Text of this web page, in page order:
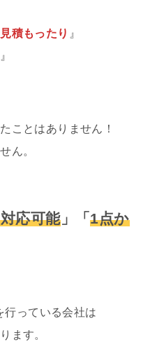
積もったり 』
』
ことはありません！
ん。
応可能」 「1点か
行っている会社は
ます。